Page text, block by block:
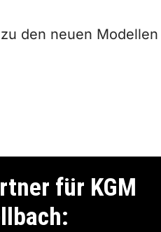
den neuen Modellen
für KGM